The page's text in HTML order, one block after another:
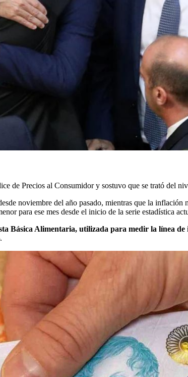
de Precios al Consumidor y sostuvo que se trató del
noviembre del año pasado, mientras que la
para ese mes desde el inicio de la serie estadística
Básica Alimentaria, utilizada para medir la línea